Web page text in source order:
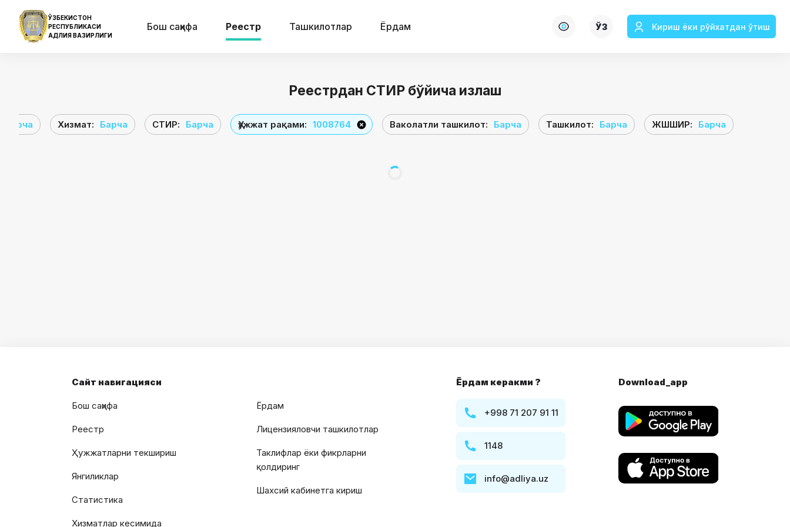
ЎЗБЕКИСТОН
РЕСПУБЛИКАСИ
АДЛИЯ ВАЗИРЛИГИ
Бош саҳифа Реестр Ташкилотлар Ёрдам ЎЗ Кириш ёки рўйхатдан ўтиш
Реестрдан СТИР бўйича излаш
Барча Хизмат: Барча СТИР: Барча Ҳужжат рақами: 1008764 Ваколатли ташкилот: Барча Ташкилот: Барча ЖШШИР: Барча
Сайт навигацияси
Бош саҳифа
Реестр
Ҳужжатларни текшириш
Янгиликлар
Статистика
Хизматлар кесимида
Ёрдам
Лицензияловчи ташкилотлар
Таклифлар ёки фикрларни
қолдиринг
Шахсий кабинетга кириш
Ёрдам керакми ?
+998 71 207 91 11
1148
info@adliya.uz
Download_app